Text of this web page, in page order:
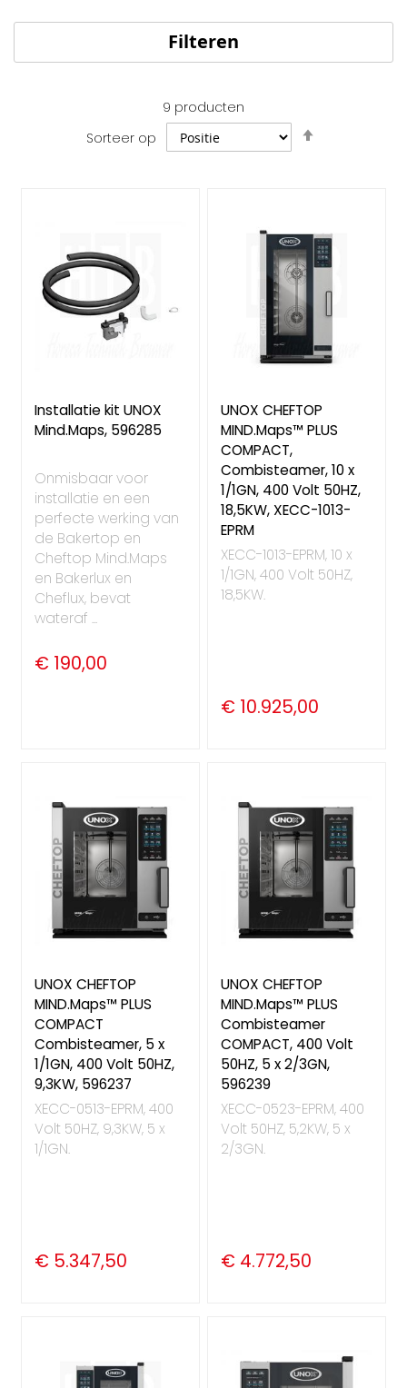
Filteren
9 producten
Sorteer op
Installatie kit UNOX
Mind.Maps, 596285
Onmisbaar voor
installatie en een
perfecte werking van
de Bakertop en
Cheftop Mind.Maps
en Bakerlux en
Cheflux, bevat
wateraf ...
€ 190,00
UNOX CHEFTOP
MIND.Maps™ PLUS
COMPACT,
Combisteamer, 10 x
1/1GN, 400 Volt 50HZ,
18,5KW, XECC-1013-
EPRM
XECC-1013-EPRM, 10 x
1/1GN, 400 Volt 50HZ,
18,5KW.
€ 10.925,00
UNOX CHEFTOP
MIND.Maps™ PLUS
COMPACT
Combisteamer, 5 x
1/1GN, 400 Volt 50HZ,
9,3KW, 596237
XECC-0513-EPRM, 400
Volt 50HZ, 9,3KW, 5 x
1/1GN.
€ 5.347,50
UNOX CHEFTOP
MIND.Maps™ PLUS
Combisteamer
COMPACT, 400 Volt
50HZ, 5 x 2/3GN,
596239
XECC-0523-EPRM, 400
Volt 50HZ, 5,2KW, 5 x
2/3GN.
€ 4.772,50